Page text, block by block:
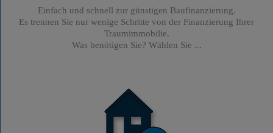
Einfach und schnell zur günstigen Baufinanzierung.
Es trennen Sie nur wenige Schritte von der Finanzierung Ihrer
Traumimmobilie.
Was benötigen Sie? Wählen Sie ...